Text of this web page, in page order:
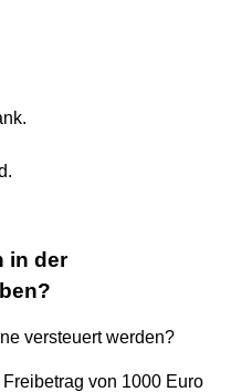
in der
versteuert werden?
von 1000 Euro